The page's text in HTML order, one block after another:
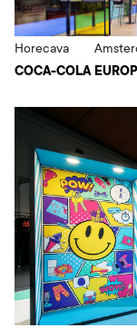
COCA-COLA
Horecava